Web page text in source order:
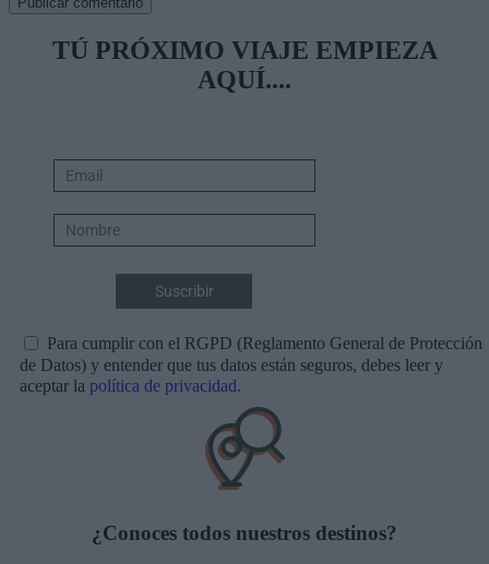
TÚ PRÓXIMO VIAJE EMPIEZA
AQUÍ....
Para cumplir con el RGPD (Reglamento General de Protección
de Datos) y entender que tus datos están seguros, debes leer y
aceptar la política de privacidad.
¿Conoces todos nuestros destinos?